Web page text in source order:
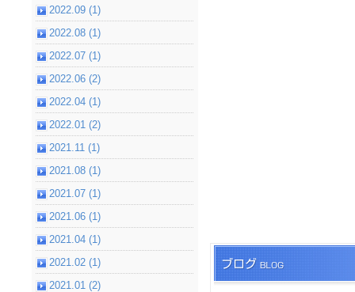
2022.09 (1)
2022.08 (1)
2022.07 (1)
2022.06 (2)
2022.04 (1)
2022.01 (2)
2021.11 (1)
2021.08 (1)
2021.07 (1)
2021.06 (1)
2021.04 (1)
2021.02 (1)
2021.01 (2)